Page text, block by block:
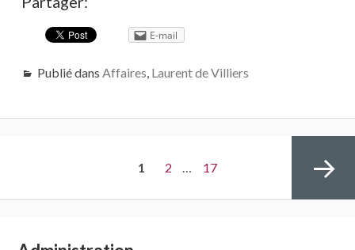
E-mail
Publié dans Affaires Laurent de Villiers
articles
PAGE
1 Page
2 … Page
17